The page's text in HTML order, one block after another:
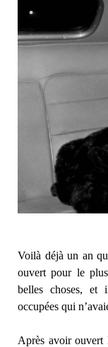
Voilà déjà un an
ouvert pour le
belles choses, et
occupées qui
Après avoir ouvert